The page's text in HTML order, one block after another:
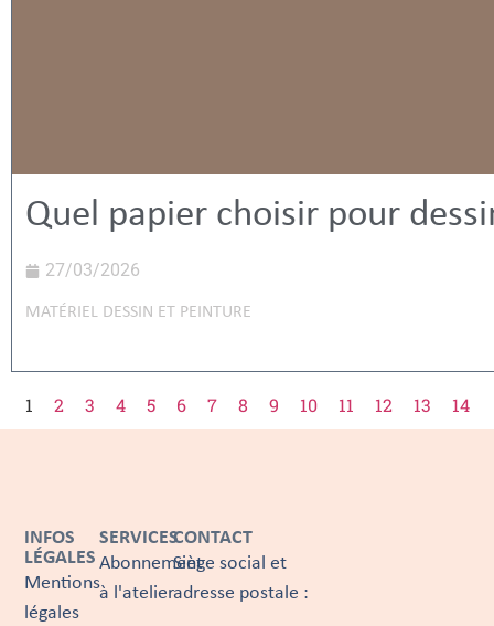
Quel papier choisir pour
27/03/2026
MATÉRIEL DESSIN ET PEINTURE
1 2 3 4 5 6 7 8 9 10 11 12 13 14
SERVICES
Abonnement
à l'atelier
INFOS
LÉGALES
Mentions
légales
CONTACT
Siège social et
adresse postale :